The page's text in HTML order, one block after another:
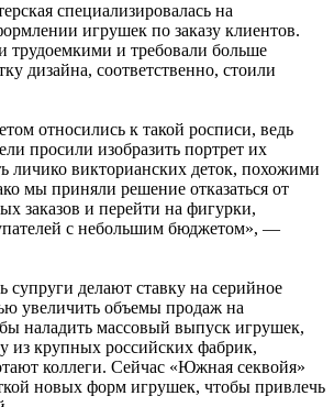
специализировалась на
игрушек по заказу клиентов.
трудоемкими и требовали больше
дизайна, соответственно, стоили
относились к такой росписи, ведь
просили изобразить портрет их
личико викторианских деток, похожими
мы приняли решение отказаться от
заказов и перейти на фигурки,
с небольшим бюджетом», —
супруги делают ставку на серийное
увеличить объемы продаж на
наладить массовый выпуск игрушек,
из крупных российских фабрик,
коллеги. Сейчас «Южная секвойя»
новых форм игрушек, чтобы привлечь